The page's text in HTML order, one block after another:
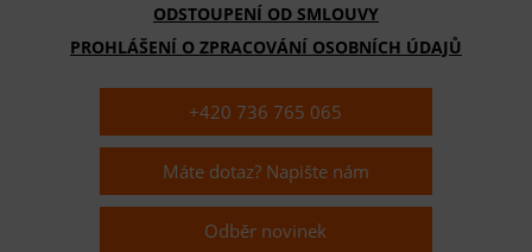
ODSTOUPENÍ OD SMLOUVY
PROHLÁŠENÍ O ZPRACOVÁNÍ OSOBNÍCH ÚDAJŮ
+420 736 765 065
Máte dotaz? Napište nám
Odběr novinek